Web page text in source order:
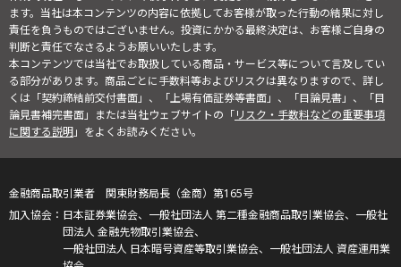
ます。当社は本コンテンツの内容に依拠してお客様が取った行動の結果に対し
責任を負うものではございません。投資にかかる最終決定は、お客様ご自身の
判断と責任でなさるようお願いいたします。
本コンテンツでは当社でお取扱している商品・サービス等について言及してい
る部分があります。商品ごとに手数料等およびリスクは異なりますので、詳し
くは「契約締結前交付書面」、「上場有価証券等書面」、「目論見書」、「目
論見書補完書面」または当社ウェブサイトの「リスク・手数料などの重要事項
に関する説明」をよくお読みください。
金融商品取引業者 関東財務局長（金商）第165号
日本証券業協会、一般社団法人 第二種金融商品取引業協会、一般社
団法人 金融先物取引業協会、
一般社団法人 日本暗号資産等取引業協会、一般社団法人 資産運用業